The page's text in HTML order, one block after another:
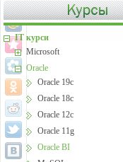
IT курси
Microsoft
Oracle
Oracle 19c
Oracle 18c
Oracle 12c
Oracle 11g
Oracle BI